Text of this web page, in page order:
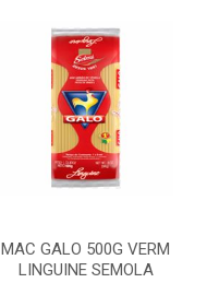
MAC GALO 500G VERM
LINGUINE SEMOLA